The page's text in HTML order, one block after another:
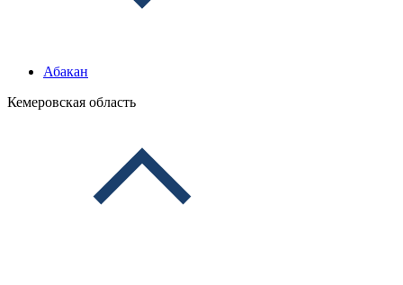
Абакан
Кемеровская область